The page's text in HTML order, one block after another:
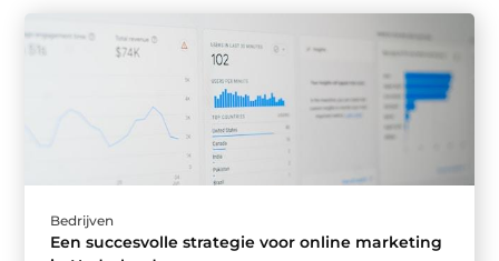
Bedrijven
Een succesvolle strategie voor online marketing